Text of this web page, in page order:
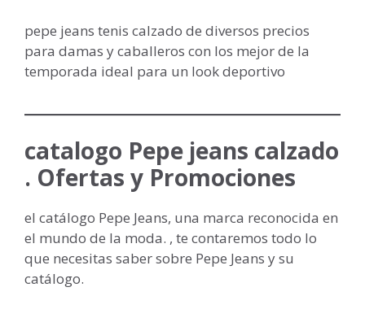
pepe jeans tenis calzado de diversos precios
para damas y caballeros con los mejor de la
temporada ideal para un look deportivo
catalogo Pepe jeans calzado
. Ofertas y Promociones
el catálogo Pepe Jeans, una marca reconocida en
el mundo de la moda. , te contaremos todo lo
que necesitas saber sobre Pepe Jeans y su
catálogo.